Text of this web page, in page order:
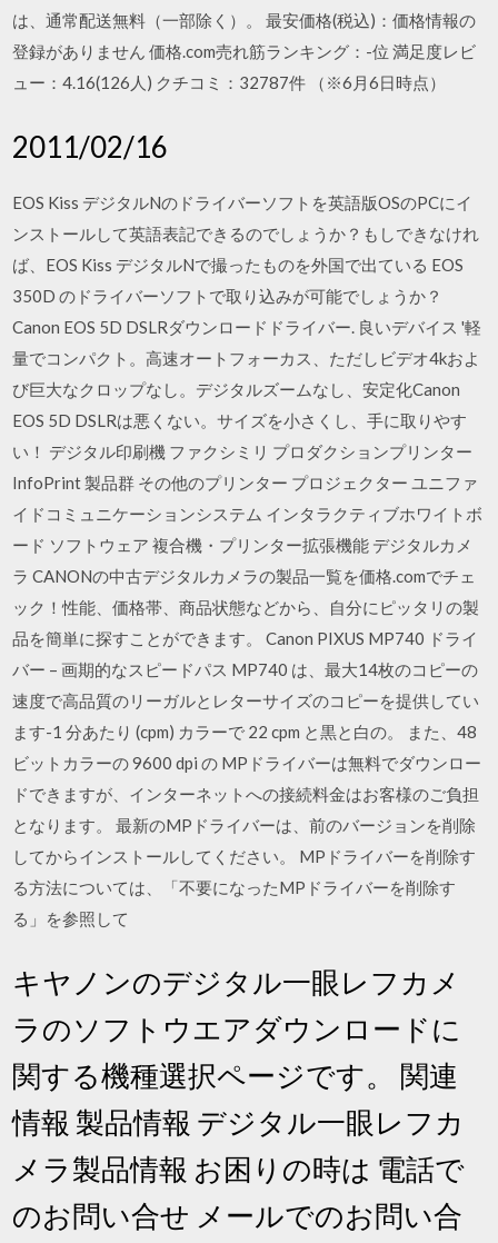
は、通常配送無料（一部除く）。 最安価格(税込)：価格情報の
登録がありません 価格.com売れ筋ランキング：-位 満足度レビ
ュー：4.16(126人) クチコミ：32787件 （※6月6日時点）
2011/02/16
EOS Kiss デジタルNのドライバーソフトを英語版OSのPCにイ
ンストールして英語表記できるのでしょうか？もしできなけれ
ば、EOS Kiss デジタルNで撮ったものを外国で出ている EOS
350D のドライバーソフトで取り込みが可能でしょうか？
Canon EOS 5D DSLRダウンロードドライバー. 良いデバイス '軽
量でコンパクト。高速オートフォーカス、ただしビデオ4kおよ
び巨大なクロップなし。デジタルズームなし、安定化Canon
EOS 5D DSLRは悪くない。サイズを小さくし、手に取りやす
い！ デジタル印刷機 ファクシミリ プロダクションプリンター
InfoPrint 製品群 その他のプリンター プロジェクター ユニファ
イドコミュニケーションシステム インタラクティブホワイトボ
ード ソフトウェア 複合機・プリンター拡張機能 デジタルカメ
ラ CANONの中古デジタルカメラの製品一覧を価格.comでチェ
ック！性能、価格帯、商品状態などから、自分にピッタリの製
品を簡単に探すことができます。 Canon PIXUS MP740 ドライ
バー – 画期的なスピードパス MP740 は、最大14枚のコピーの
速度で高品質のリーガルとレターサイズのコピーを提供してい
ます-1 分あたり (cpm) カラーで 22 cpm と黒と白の。 また、48
ビットカラーの 9600 dpi の MPドライバーは無料でダウンロー
ドできますが、インターネットへの接続料金はお客様のご負担
となります。 最新のMPドライバーは、前のバージョンを削除
してからインストールしてください。 MPドライバーを削除す
る方法については、「不要になったMPドライバーを削除す
る」を参照して
キヤノンのデジタル一眼レフカメ
ラのソフトウエアダウンロードに
関する機種選択ページです。 関連
情報 製品情報 デジタル一眼レフカ
メラ製品情報 お困りの時は 電話で
のお問い合せ メールでのお問い合